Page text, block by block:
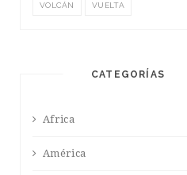
VOLCÁN VUELTA
CATEGORÍAS
Africa
América